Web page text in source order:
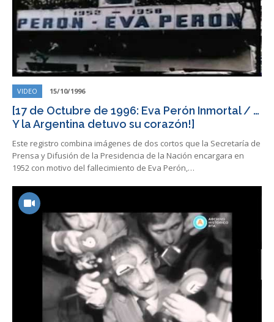
VIDEO 15/10/1996
[17 de Octubre de 1996: Eva Perón Inmortal / …
Y la Argentina detuvo su corazón!]
Este registro combina imágenes de dos cortos que la Secretaría de
Prensa y Difusión de la Presidencia de la Nación encargara en
1952 con motivo del fallecimiento de Eva Perón,…